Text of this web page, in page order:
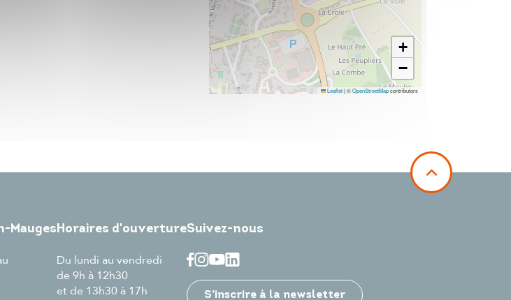
+
−
Leaflet|©OpenStreetMapcontributors
MaugesHoraires d'ouverture
Du lundi au vendredi
de 9h à 12h30
et de 13h30 à 17h
Suivez-nous
S’inscrire à la newsletter